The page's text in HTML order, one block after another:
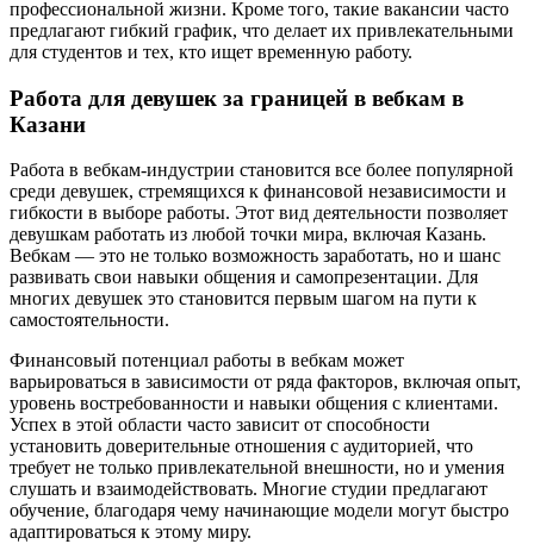
профессиональной жизни. Кроме того, такие вакансии часто
предлагают гибкий график, что делает их привлекательными
для студентов и тех, кто ищет временную работу.
Работа для девушек за границей в вебкам в
Казани
Работа в вебкам-индустрии становится все более популярной
среди девушек, стремящихся к финансовой независимости и
гибкости в выборе работы. Этот вид деятельности позволяет
девушкам работать из любой точки мира, включая Казань.
Вебкам — это не только возможность заработать, но и шанс
развивать свои навыки общения и самопрезентации. Для
многих девушек это становится первым шагом на пути к
самостоятельности.
Финансовый потенциал работы в вебкам может
варьироваться в зависимости от ряда факторов, включая опыт,
уровень востребованности и навыки общения с клиентами.
Успех в этой области часто зависит от способности
установить доверительные отношения с аудиторией, что
требует не только привлекательной внешности, но и умения
слушать и взаимодействовать. Многие студии предлагают
обучение, благодаря чему начинающие модели могут быстро
адаптироваться к этому миру.